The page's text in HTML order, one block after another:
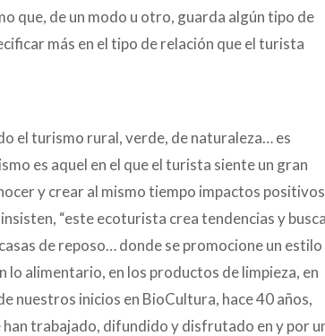
que, de un modo u otro, guarda algún tipo de
más en el tipo de relación que el turista
el turismo rural, verde, de naturaleza… es
es aquel en el que el turista siente un gran
y crear al mismo tiempo impactos
“este ecoturista crea tendencias y busca
de reposo… donde se promocione un estilo
lo alimentario, en los productos de limpieza, en
nuestros inicios en BioCultura, hace 40 años,
trabajado, difundido y disfrutado en y por